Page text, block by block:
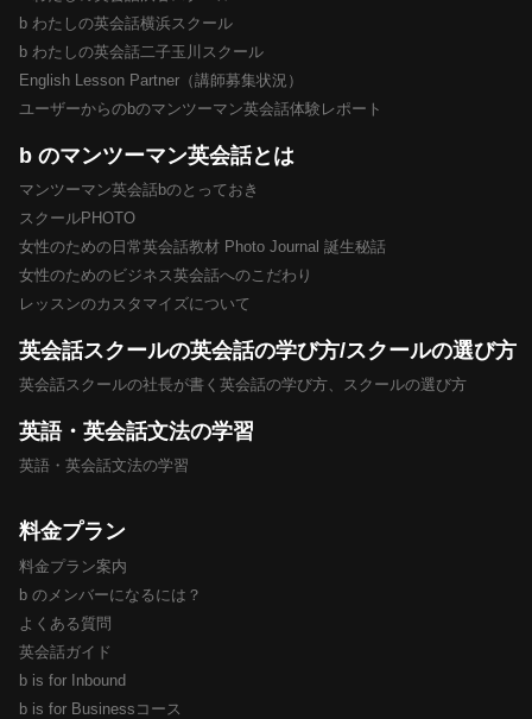
b わたしの英会話横浜スクール
b わたしの英会話二子玉川スクール
English Lesson Partner（講師募集状況）
ユーザーからのbのマンツーマン英会話体験レポート
b のマンツーマン英会話とは
マンツーマン英会話bのとっておき
スクールPHOTO
女性のための日常英会話教材 Photo Journal 誕生秘話
女性のためのビジネス英会話へのこだわり
レッスンのカスタマイズについて
英会話スクールの英会話の学び方/スクールの選び方
英会話スクールの社長が書く英会話の学び方、スクールの選び方
英語・英会話文法の学習
英語・英会話文法の学習
料金プラン
料金プラン案内
b のメンバーになるには？
よくある質問
英会話ガイド
b is for Inbound
b is for Businessコース